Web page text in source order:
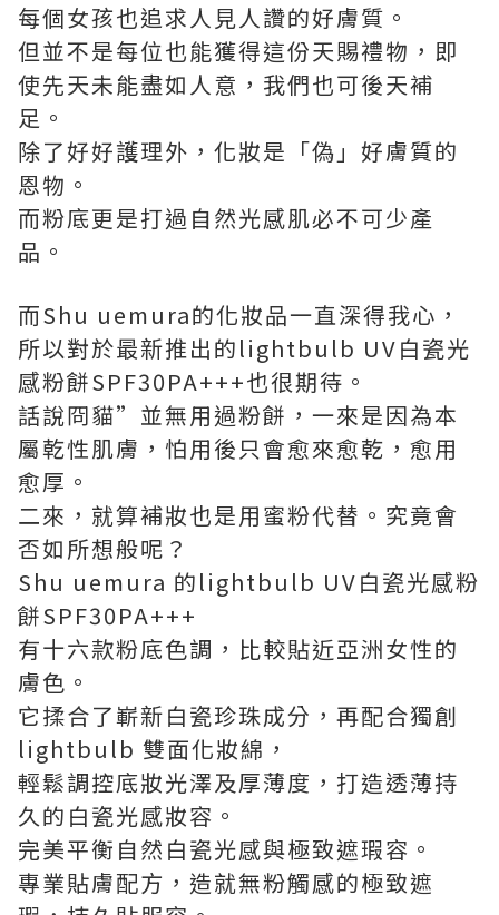
每個女孩也追求人見人讚的好膚質。
但並不是每位也能獲得這份天賜禮物，即
使先天未能盡如人意，我們也可後天補
足。
除了好好護理外，化妝是「偽」好膚質的
恩物。
而粉底更是打過自然光感肌必不可少產
品。
而Shu uemura的化妝品一直深得我心，
所以對於最新推出的lightbulb UV白瓷光
感粉餅SPF30PA+++也很期待。
話說冏貓”並無用過粉餅，一來是因為本
屬乾性肌膚，怕用後只會愈來愈乾，愈用
愈厚。
二來，就算補妝也是用蜜粉代替。究竟會
否如所想般呢？
Shu uemura 的lightbulb UV白瓷光感粉
餅SPF30PA+++
有十六款粉底色調，比較貼近亞洲女性的
膚色。
它揉合了嶄新白瓷珍珠成分，再配合獨創
lightbulb 雙面化妝綿，
輕鬆調控底妝光澤及厚薄度，打造透薄持
久的白瓷光感妝容。
完美平衡自然白瓷光感與極致遮瑕容。
專業貼膚配方，造就無粉觸感的極致遮